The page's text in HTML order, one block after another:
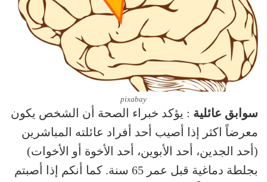
pixabay
سوابق عائلية : يؤكد خبراء الصحة أن الشخص يكون
معرضاً اكثر إذا أصيب أحد أفراد عائلته المباشرين
(أحد الجدين، أحد الأبوين، أحد الأخوة أو الأخوات)
بجلطة دماغية قبل عمر 65 سنة. كما أنكم إذا أصبتم